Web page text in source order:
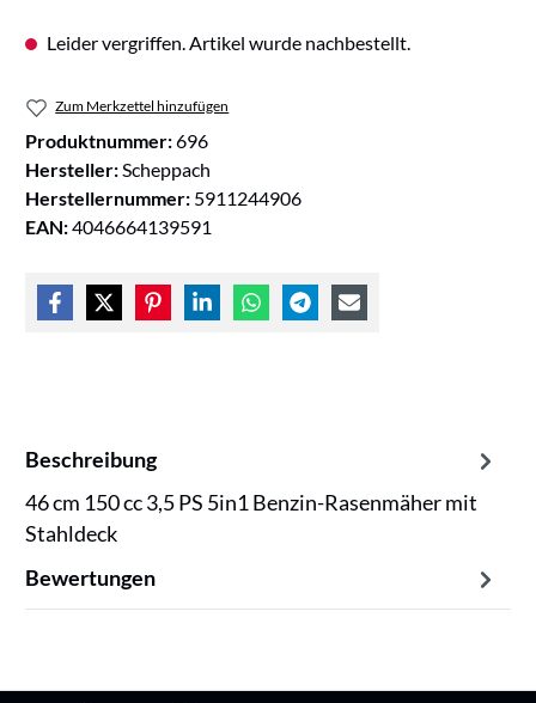
Leider vergriffen. Artikel wurde nachbestellt.
Zum Merkzettel hinzufügen
Produktnummer:696
Hersteller: Scheppach
Herstellernummer: 5911244906
EAN:4046664139591
Beschreibung
46 cm 150 cc 3,5 PS 5in1 Benzin-Rasenmäher mit
Stahldeck
Bewertungen